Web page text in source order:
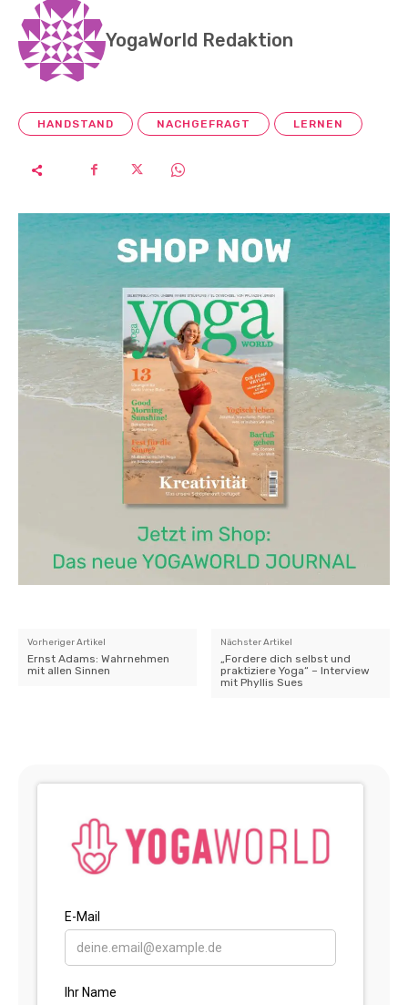
YogaWorld Redaktion
HANDSTAND NACHGEFRAGT LERNEN
Vorheriger Artikel
Ernst Adams: Wahrnehmen
mit allen Sinnen
Nächster Artikel
„Fordere dich selbst und
praktiziere Yoga“ – Interview
mit Phyllis Sues